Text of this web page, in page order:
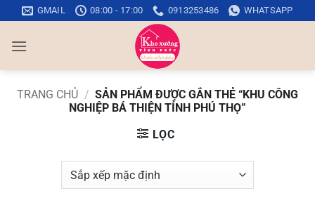
qua
nội
GMAIL 08:00 - 17:00 0913253486 WHATSAPP
TRANG CHỦ / SẢN PHẨM ĐƯỢC GẮN THẺ “KHU CÔNG
NGHIỆP BÁ THIỆN TỈNH PHÚ THỌ”
LỌC